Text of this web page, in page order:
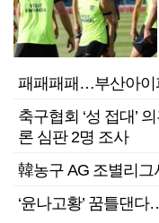
패패패패…부산아이
축구협회 ‘성 접대’
론 심판 2명 조사
韓농구 AG 조별리
‘윤나고황’ 꿈틀댄